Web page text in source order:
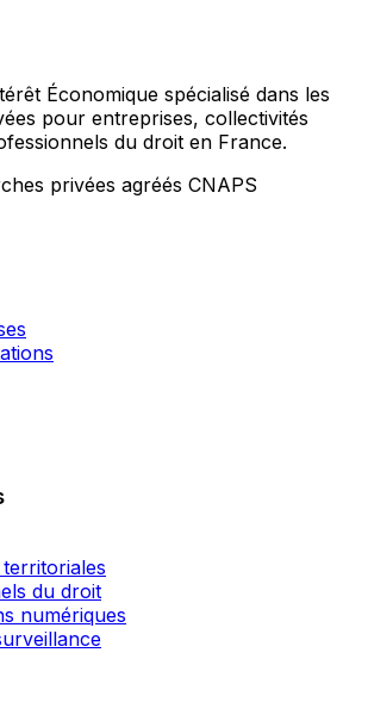
Économique spécialisé dans les
pour entreprises, collectivités
du droit en France.
privées agréés CNAPS
du droit
numériques